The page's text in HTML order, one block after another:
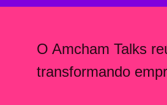
O Amcham Talks
transformando